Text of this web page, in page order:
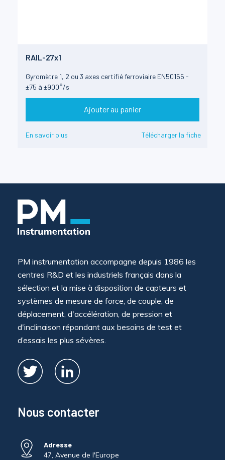
RAIL-27x1
Gyromètre 1, 2 ou 3 axes certifié ferroviaire EN50155 -
±75 à ±900°/s
Ajouter au panier
En savoir plus Télécharger la fiche
PM instrumentation accompagne depuis 1986 les
centres R&D et les industriels français dans la
sélection et la mise à disposition de capteurs et
systèmes de mesure de force, de couple, de
déplacement, d'accélération, de pression et
d'inclinaison répondant aux besoins de test et
d’essais les plus sévères.
Nous contacter
Adresse
47, Avenue de l'Europe